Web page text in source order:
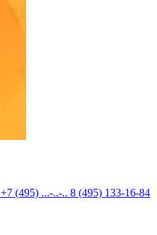
+7 (495) ...-..-.. 8 (495) 133-16-84